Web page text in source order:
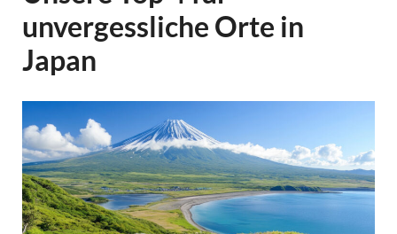
unvergessliche Orte in
Japan